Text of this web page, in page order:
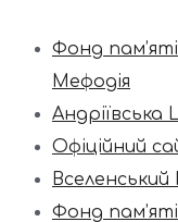
Фонд
Мефодія
Андріївська
Офіційний
Фонд